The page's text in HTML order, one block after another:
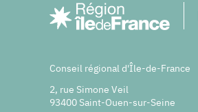
Conseil régional d'Île-de-France
2, rue Simone Veil
93400 Saint-Ouen-sur-Seine